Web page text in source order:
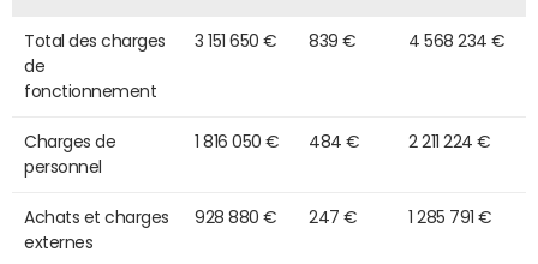
Total des charges
de
fonctionnement
3 151 650 € 839 € 4 568 234 €
Charges de
personnel
1 816 050 € 484 € 2 211 224 €
Achats et charges
externes
928 880 € 247 € 1 285 791 €